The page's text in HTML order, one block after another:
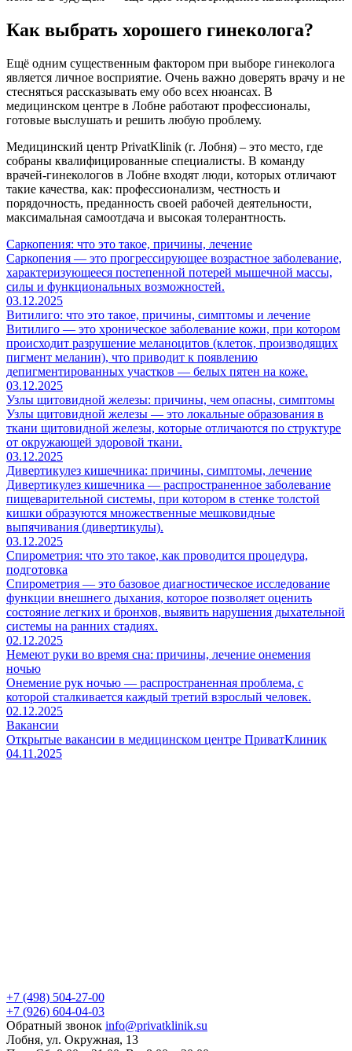
Как выбрать хорошего гинеколога?
Ещё одним существенным фактором при выборе гинеколога
является личное восприятие. Очень важно доверять врачу и не
стесняться рассказывать ему обо всех нюансах. В
медицинском центре в Лобне работают профессионалы,
готовые выслушать и решить любую проблему.
Медицинский центр PrivatKlinik (г. Лобня) – это место, где
собраны квалифицированные специалисты. В команду
врачей-гинекологов в Лобне входят люди, которых отличают
такие качества, как: профессионализм, честность и
порядочность, преданность своей рабочей деятельности,
максимальная самоотдача и высокая толерантность.
Саркопения: что это такое, причины, лечение
Саркопения — это прогрессирующее возрастное заболевание,
характеризующееся постепенной потерей мышечной массы,
силы и функциональных возможностей.
03.12.2025
Витилиго: что это такое, причины, симптомы и лечение
Витилиго — это хроническое заболевание кожи, при котором
происходит разрушение меланоцитов (клеток, производящих
пигмент меланин), что приводит к появлению
депигментированных участков — белых пятен на коже.
03.12.2025
Узлы щитовидной железы: причины, чем опасны, симптомы
Узлы щитовидной железы — это локальные образования в
ткани щитовидной железы, которые отличаются по структуре
от окружающей здоровой ткани.
03.12.2025
Дивертикулез кишечника: причины, симптомы, лечение
Дивертикулез кишечника — распространенное заболевание
пищеварительной системы, при котором в стенке толстой
кишки образуются множественные мешковидные
выпячивания (дивертикулы).
03.12.2025
Спирометрия: что это такое, как проводится процедура,
подготовка
Спирометрия — это базовое диагностическое исследование
функции внешнего дыхания, которое позволяет оценить
состояние легких и бронхов, выявить нарушения дыхательной
системы на ранних стадиях.
02.12.2025
Немеют руки во время сна: причины, лечение онемения
ночью
Онемение рук ночью — распространенная проблема, с
которой сталкивается каждый третий взрослый человек.
02.12.2025
Вакансии
Открытые вакансии в медицинском центре ПриватКлиник
04.11.2025
+7 (498) 504-27-00
+7 (926) 604-04-03
Обратный звонок info@privatklinik.su
Лобня, ул. Окружная, 13